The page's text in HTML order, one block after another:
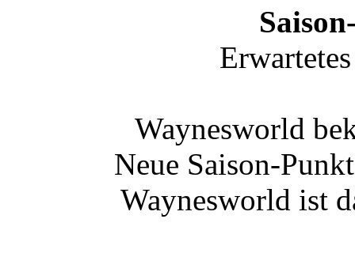
Waynesworld
Neue Saison-
Waynesworld ist